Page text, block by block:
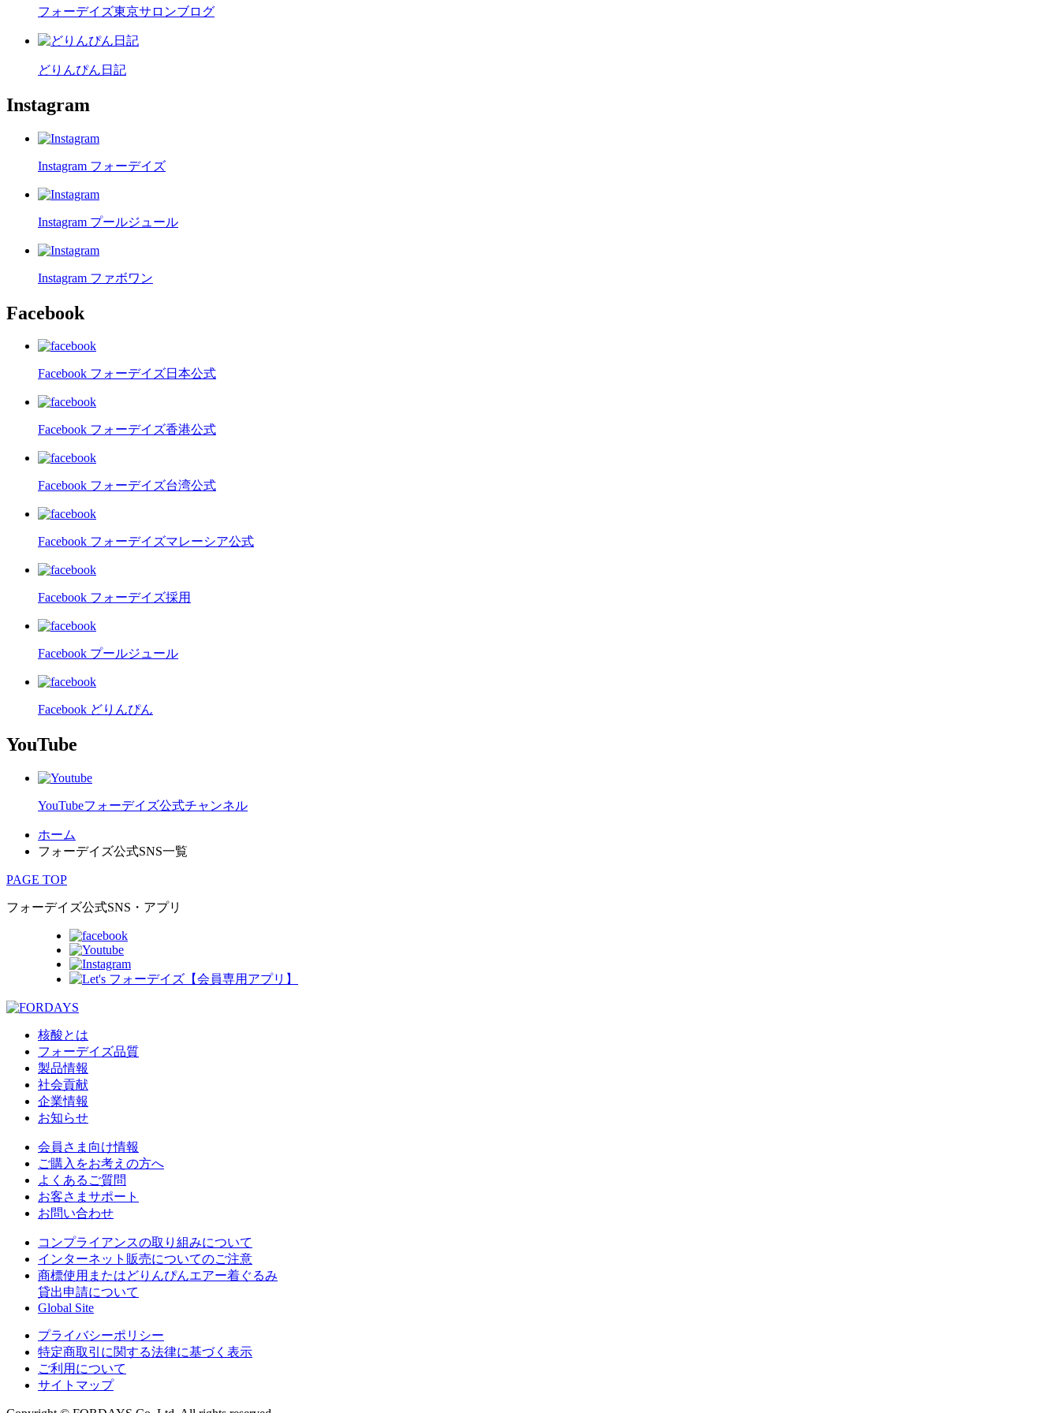
フォーデイズ東京サロンブログ
どりんぴん日記
Instagram
Instagram フォーデイズ
Instagram プールジュール
Instagram ファボワン
Facebook
Facebook フォーデイズ日本公式
Facebook フォーデイズ香港公式
Facebook フォーデイズ台湾公式
Facebook フォーデイズマレーシア公式
Facebook フォーデイズ採用
Facebook プールジュール
Facebook どりんぴん
YouTube
YouTubeフォーデイズ公式チャンネル
ホーム
フォーデイズ公式SNS一覧
PAGE TOP
フォーデイズ公式SNS・アプリ
核酸とは
フォーデイズ品質
製品情報
社会貢献
企業情報
お知らせ
会員さま向け情報
ご購入をお考えの方へ
よくあるご質問
お客さまサポート
お問い合わせ
コンプライアンスの取り組みについて
インターネット販売についてのご注意
商標使用またはどりんぴんエアー着ぐるみ
貸出申請について
Global Site
プライバシーポリシー
特定商取引に関する法律に基づく表示
ご利用について
サイトマップ